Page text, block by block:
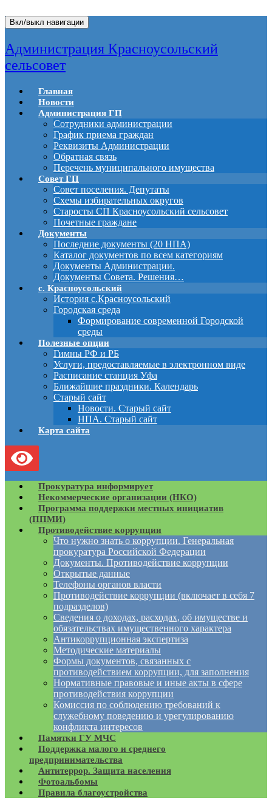
Вкл/выкл навигации
Администрация Красноусольский
сельсовет
Главная
Новости
Администрация ГП
Сотрудники администрации
График приема граждан
Реквизиты Администрации
Обратная связь
Перечень муниципального имущества
Совет ГП
Совет поселения. Депутаты
Схемы избирательных округов
Старосты СП Красноусольский сельсовет
Почетные граждане
Документы
Последние документы (20 НПА)
Каталог документов по всем категориям
Документы Администрации.
Документы Совета. Решения…
с. Красноусольский
История с.Красноусольский
Городская среда
Формирование современной Городской
среды
Полезные опции
Гимны РФ и РБ
Услуги, предоставляемые в электронном виде
Расписание станция Уфа
Ближайшие праздники. Календарь
Старый сайт
Новости. Старый сайт
НПА. Старый сайт
Карта сайта
Прокуратура информирует
Некоммерческие организации (НКО)
Программа поддержки местных инициатив
(ППМИ)
Противодействие коррупции
Что нужно знать о коррупции. Генеральная
прокуратура Российской Федерации
Документы. Противодействие коррупции
Открытые данные
Телефоны органов власти
Противодействие коррупции (включает в себя 7
подразделов)
Сведения о доходах, расходах, об имуществе и
обязательствах имущественного характера
Антикоррупционная экспертиза
Методические материалы
Формы документов, связанных с
противодействием коррупции, для заполнения
Нормативные правовые и иные акты в сфере
противодействия коррупции
Комиссия по соблюдению требований к
служебному поведению и урегулированию
конфликта интересов
Памятки ГУ МЧС
Поддержка малого и среднего
предпринимательства
Антитеррор. Защита населения
Фотоальбомы
Правила благоустройства